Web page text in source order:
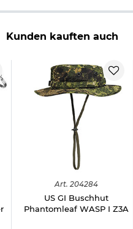
Kunden kauften auch
Art. 204284
US GI Buschhut
Phantomleaf WASP I Z3A